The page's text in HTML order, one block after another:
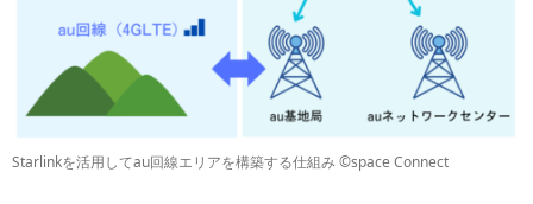
Starlinkを活用してau回線エリアを構築する仕組み ©space Connect